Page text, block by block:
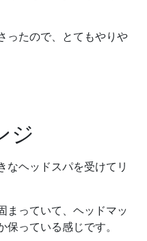
ったので、とてもやりや
ジ
なヘッドスパを受けてリ
まっていて、ヘッドマッ
っている感じです。